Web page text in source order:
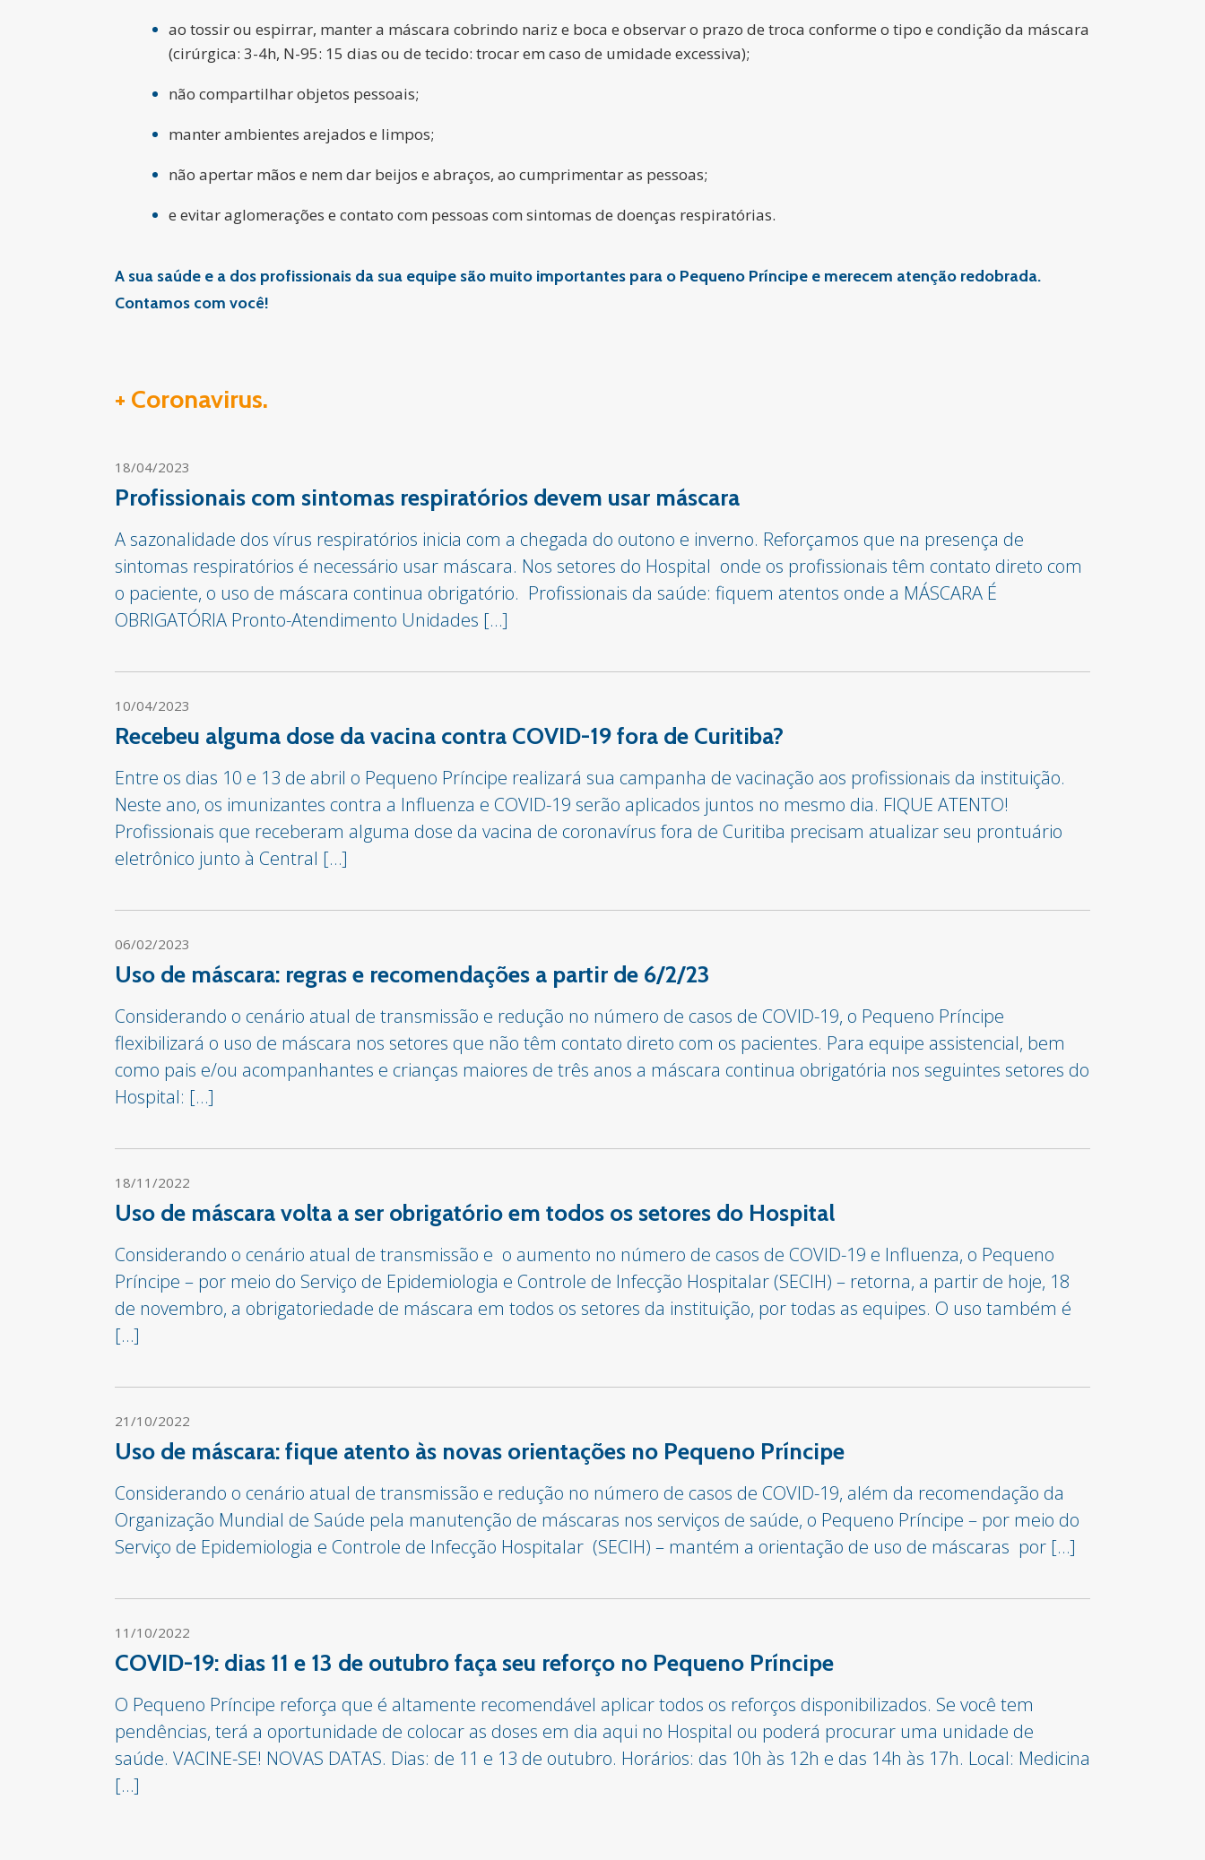
ao tossir ou espirrar, manter a máscara cobrindo nariz e boca e observar o prazo de troca conforme o tipo e condição da máscara
(cirúrgica: 3-4h, N-95: 15 dias ou de tecido: trocar em caso de umidade excessiva);
não compartilhar objetos pessoais;
manter ambientes arejados e limpos;
não apertar mãos e nem dar beijos e abraços, ao cumprimentar as pessoas;
e evitar aglomerações e contato com pessoas com sintomas de doenças respiratórias.
A sua saúde e a dos profissionais da sua equipe são muito importantes para o Pequeno Príncipe e merecem atenção redobrada.
Contamos com você!
+ Coronavirus.
18/04/2023
Profissionais com sintomas respiratórios devem usar máscara
A sazonalidade dos vírus respiratórios inicia com a chegada do outono e inverno. Reforçamos que na presença de
sintomas respiratórios é necessário usar máscara. Nos setores do Hospital onde os profissionais têm contato direto com
o paciente, o uso de máscara continua obrigatório. Profissionais da saúde: fiquem atentos onde a MÁSCARA É
OBRIGATÓRIA Pronto-Atendimento Unidades […]
10/04/2023
Recebeu alguma dose da vacina contra COVID-19 fora de Curitiba?
Entre os dias 10 e 13 de abril o Pequeno Príncipe realizará sua campanha de vacinação aos profissionais da instituição.
Neste ano, os imunizantes contra a Influenza e COVID-19 serão aplicados juntos no mesmo dia. FIQUE ATENTO!
Profissionais que receberam alguma dose da vacina de coronavírus fora de Curitiba precisam atualizar seu prontuário
eletrônico junto à Central […]
06/02/2023
Uso de máscara: regras e recomendações a partir de 6/2/23
Considerando o cenário atual de transmissão e redução no número de casos de COVID-19, o Pequeno Príncipe
flexibilizará o uso de máscara nos setores que não têm contato direto com os pacientes. Para equipe assistencial, bem
como pais e/ou acompanhantes e crianças maiores de três anos a máscara continua obrigatória nos seguintes setores do
Hospital: […]
18/11/2022
Uso de máscara volta a ser obrigatório em todos os setores do Hospital
Considerando o cenário atual de transmissão e o aumento no número de casos de COVID-19 e Influenza, o Pequeno
Príncipe – por meio do Serviço de Epidemiologia e Controle de Infecção Hospitalar (SECIH) – retorna, a partir de hoje, 18
de novembro, a obrigatoriedade de máscara em todos os setores da instituição, por todas as equipes. O uso também é
[…]
21/10/2022
Uso de máscara: fique atento às novas orientações no Pequeno Príncipe
Considerando o cenário atual de transmissão e redução no número de casos de COVID-19, além da recomendação da
Organização Mundial de Saúde pela manutenção de máscaras nos serviços de saúde, o Pequeno Príncipe – por meio do
Serviço de Epidemiologia e Controle de Infecção Hospitalar (SECIH) – mantém a orientação de uso de máscaras por […]
11/10/2022
COVID-19: dias 11 e 13 de outubro faça seu reforço no Pequeno Príncipe
O Pequeno Príncipe reforça que é altamente recomendável aplicar todos os reforços disponibilizados. Se você tem
pendências, terá a oportunidade de colocar as doses em dia aqui no Hospital ou poderá procurar uma unidade de
saúde. VACINE-SE! NOVAS DATAS. Dias: de 11 e 13 de outubro. Horários: das 10h às 12h e das 14h às 17h. Local: Medicina
[…]